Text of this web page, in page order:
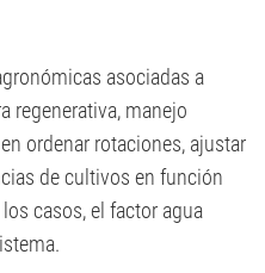
asociadas a
regenerativa, manejo
ordenar rotaciones, ajustar
de cultivos en función
casos, el factor agua